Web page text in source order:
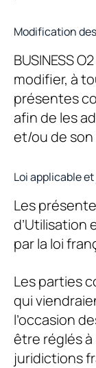
Modification
BUSINESS
modifier, à
présentes
afin de les
et/ou de
Loi applicable
Les
d’Utilisation
par la loi
Les parties
qui
l’occasion
être réglés à
juridictions